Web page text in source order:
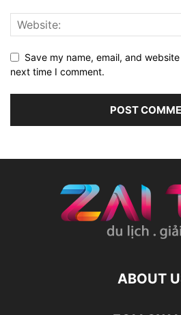
Save my name, email, and
next time I comment.
ABOUT